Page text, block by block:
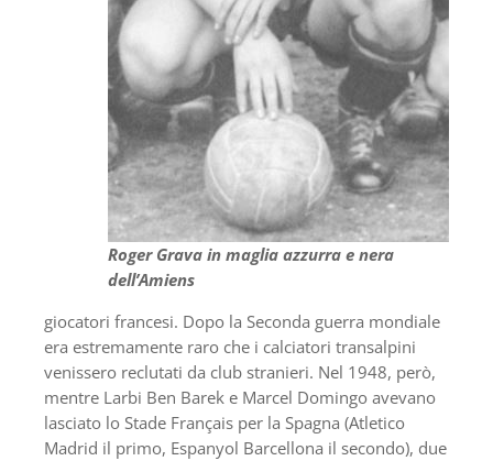
Roger Grava in maglia azzurra e nera
dell’Amiens
giocatori francesi. Dopo la Seconda guerra mondiale
era estremamente raro che i calciatori transalpini
venissero reclutati da club stranieri. Nel 1948, però,
mentre Larbi Ben Barek e Marcel Domingo avevano
lasciato lo Stade Français per la Spagna (Atletico
Madrid il primo, Espanyol Barcellona il secondo), due